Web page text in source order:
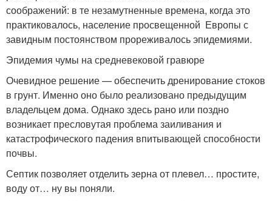
соображений: в те незамутненные времена, когда это
практиковалось, население просвещенной Европы с
завидным постоянством прореживалось эпидемиями.
Эпидемия чумы на средневековой гравюре
Очевидное решение — обеспечить дренирование стоков
в грунт. Именно оно было реализовано предыдущим
владельцем дома. Однако здесь рано или поздно
возникает пресловутая проблема заиливания и
катастрофического падения впитывающей способности
почвы.
Септик позволяет отделить зерна от плевел… простите,
воду от… ну вы поняли.